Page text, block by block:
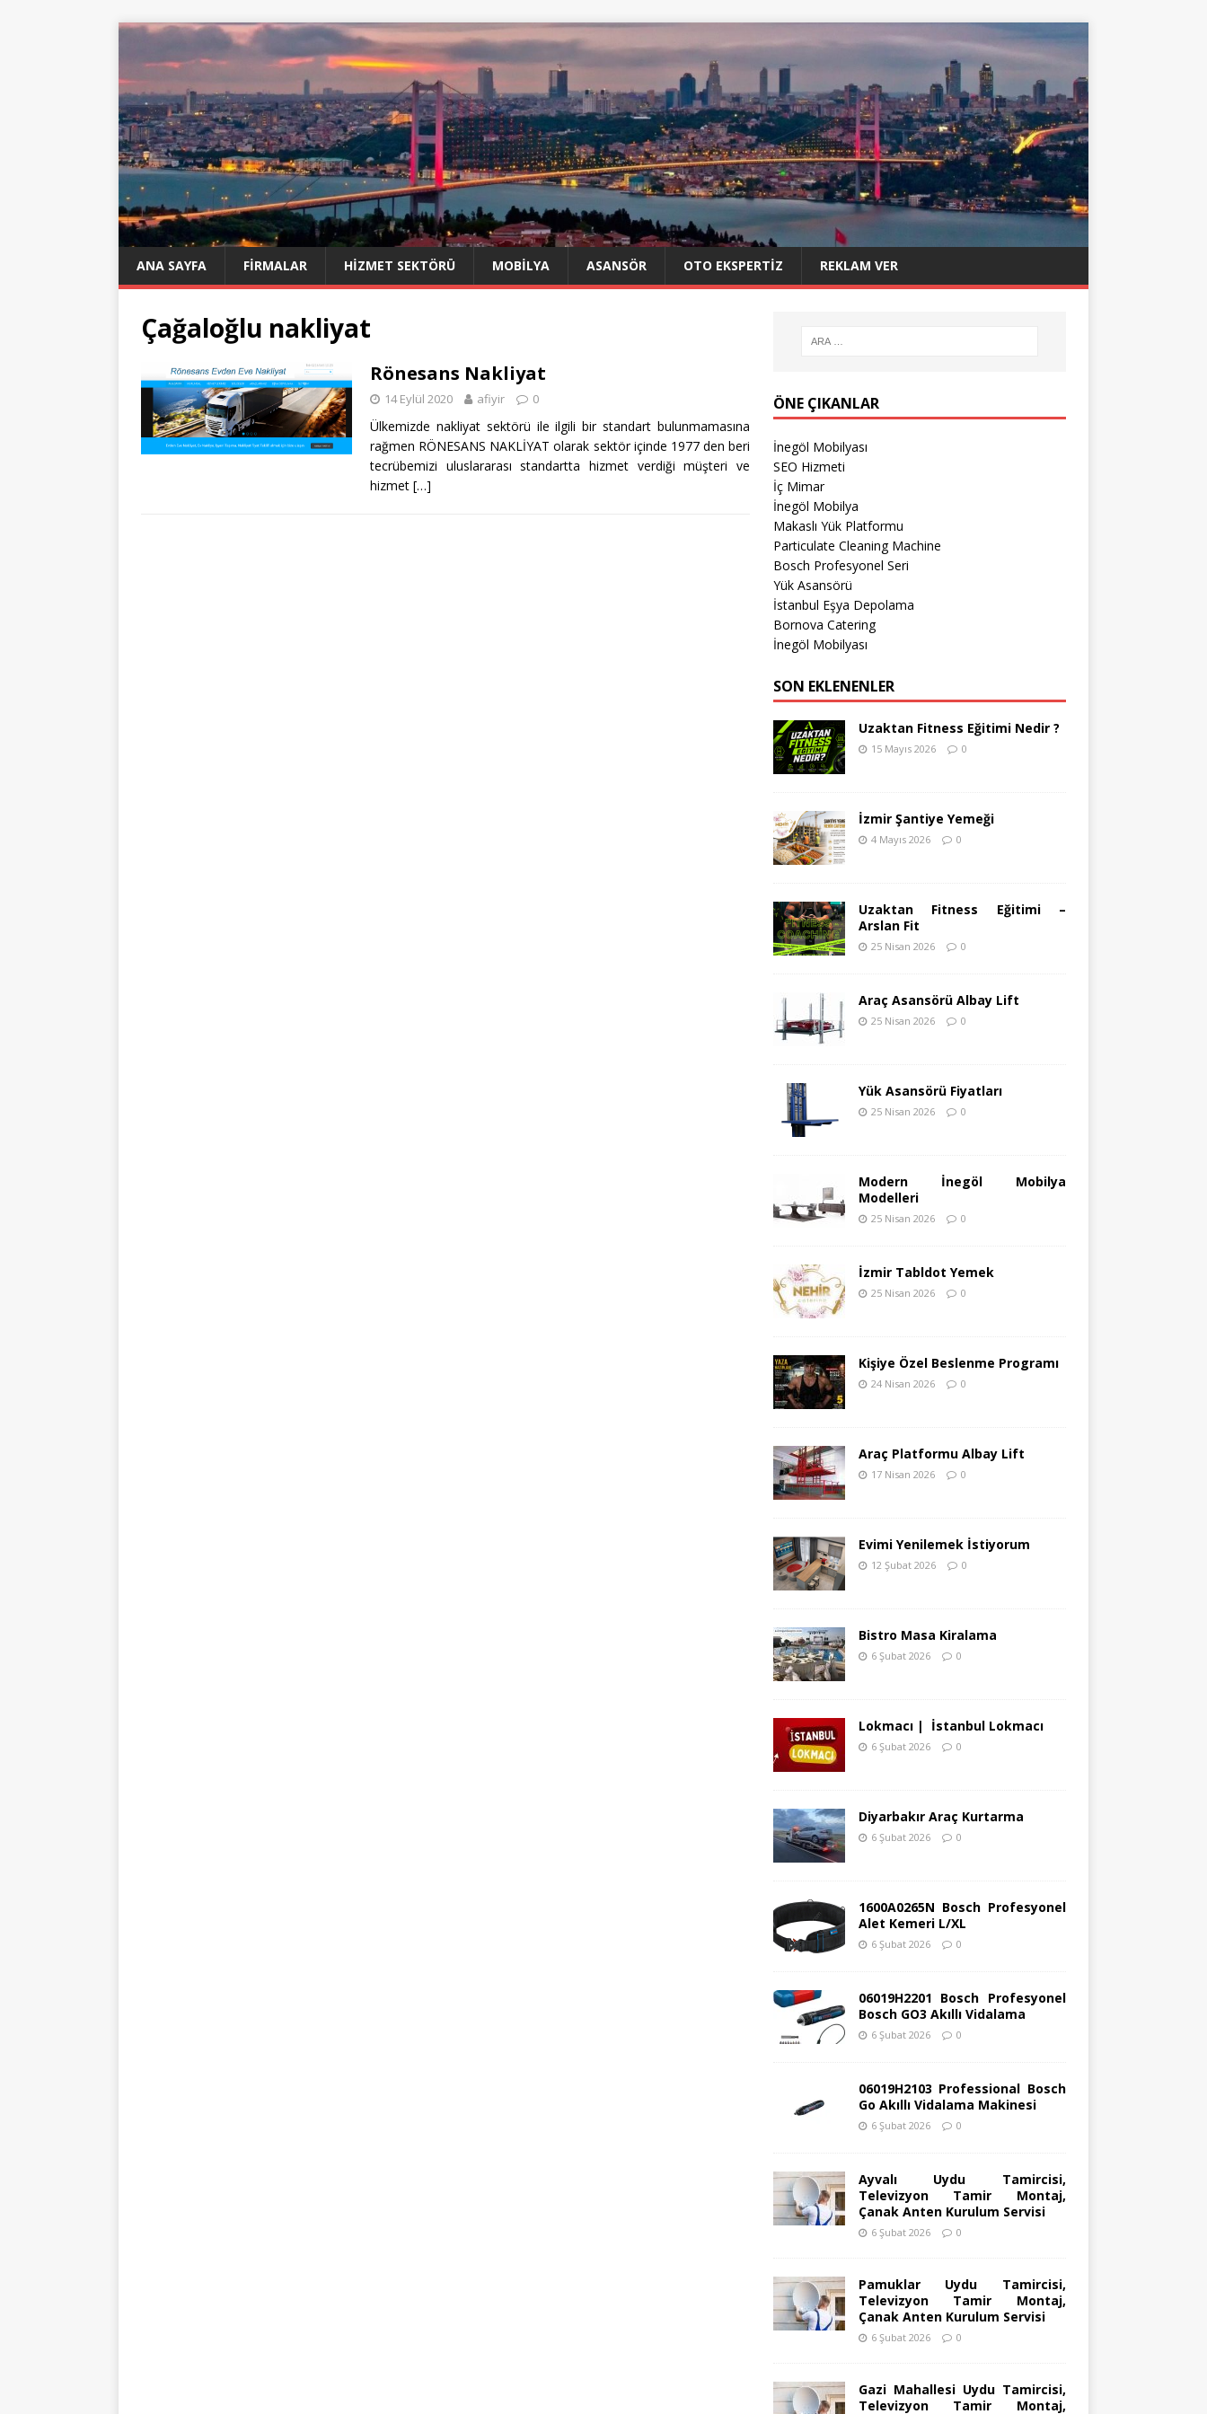
ANA SAYFA FIRMALAR HIZMET SEKTÖRÜ MOBILYA ASANSÖR OTO EKSPERTIZ REKLAM VER
Çağaloğlu nakliyat
Rönesans Nakliyat
14 Eylül 2020 afiyir 0
Ülkemizde nakliyat sektörü ile ilgili bir standart bulunmamasına
rağmen RÖNESANS NAKLİYAT olarak sektör içinde 1977 den beri
tecrübemizi uluslararası standartta hizmet verdiği müşteri ve
hizmet […]
ÖNE ÇIKANLAR
İnegöl Mobilyası
SEO Hizmeti
İç Mimar
İnegöl Mobilya
Makaslı Yük Platformu
Particulate Cleaning Machine
Bosch Profesyonel Seri
Yük Asansörü
İstanbul Eşya Depolama
Bornova Catering
İnegöl Mobilyası
SON EKLENENLER
Uzaktan Fitness Eğitimi Nedir ?
15 Mayıs 2026 0
İzmir Şantiye Yemeği
4 Mayıs 2026 0
Uzaktan Fitness Eğitimi –
Arslan Fit
25 Nisan 2026 0
Araç Asansörü Albay Lift
25 Nisan 2026 0
Yük Asansörü Fiyatları
25 Nisan 2026 0
Modern İnegöl Mobilya
Modelleri
25 Nisan 2026 0
İzmir Tabldot Yemek
25 Nisan 2026 0
Kişiye Özel Beslenme Programı
24 Nisan 2026 0
Araç Platformu Albay Lift
17 Nisan 2026 0
Evimi Yenilemek İstiyorum
12 Şubat 2026 0
Bistro Masa Kiralama
6 Şubat 2026 0
Lokmacı | İstanbul Lokmacı
6 Şubat 2026 0
Diyarbakır Araç Kurtarma
6 Şubat 2026 0
1600A0265N Bosch Profesyonel
Alet Kemeri L/XL
6 Şubat 2026 0
06019H2201 Bosch Profesyonel
Bosch GO3 Akıllı Vidalama
6 Şubat 2026 0
06019H2103 Professional Bosch
Go Akıllı Vidalama Makinesi
6 Şubat 2026 0
Ayvalı Uydu Tamircisi,
Televizyon Tamir Montaj,
Çanak Anten Kurulum Servisi
6 Şubat 2026 0
Pamuklar Uydu Tamircisi,
Televizyon Tamir Montaj,
Çanak Anten Kurulum Servisi
6 Şubat 2026 0
Gazi Mahallesi Uydu Tamircisi,
Televizyon Tamir Montaj,